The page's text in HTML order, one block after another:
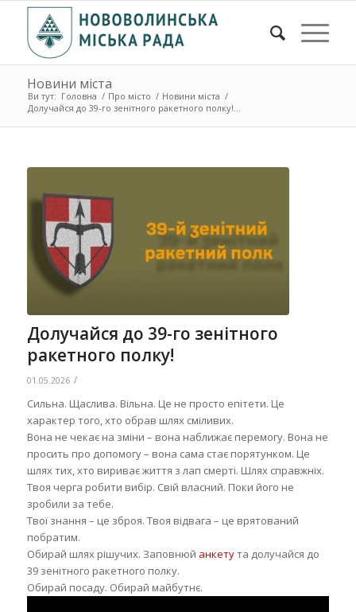
Новини міста
Ви тут: Головна / Про місто / Новини міста /
Долучайся до 39-го зенітного ракетного полку!...
Долучайся до 39-го зенітного
ракетного полку!
01.05.2026 /
Сильна. Щаслива. Вільна. Це не просто епітети. Це
характер того, хто обрав шлях сміливих.
Вона не чекає на зміни – вона наближає перемогу. Вона не
просить про допомогу – вона сама стає порятунком. Це
шлях тих, хто вириває життя з лап смерті. Шлях справжніх.
Твоя черга робити вибір. Свій власний. Поки його не
зробили за тебе.
Твої знання – це зброя. Твоя відвага – це врятований
побратим.
Обирай шлях рішучих. Заповнюй анкетута долучайся до
39 зенітного ракетного полку.
Обирай посаду. Обирай майбутнє.